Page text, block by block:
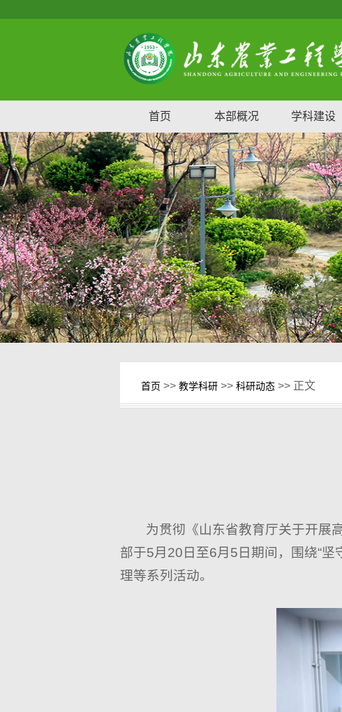
首页 本部概况 学科建设
首页 >> 教学科研 >> 科研动态 >> 正文
为贯彻《山东省教育厅关于开展
部于5月20日至6月5日期间，围绕“
理等系列活动。